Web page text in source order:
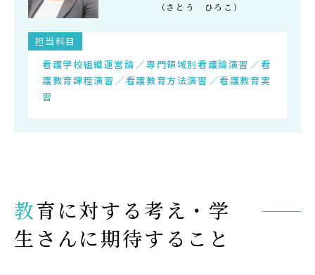
入試イベント
OpenCampus
地域連携・研究
Cooperation&Research
通信制 大学院
（さとう ひろこ）
担当科目
看護学校組織運営論
専門領域別看護論演習
看
護教育課程演習
看護教育方法演習
看護教育実
習
教育に対する考え・学
生さんに期待すること